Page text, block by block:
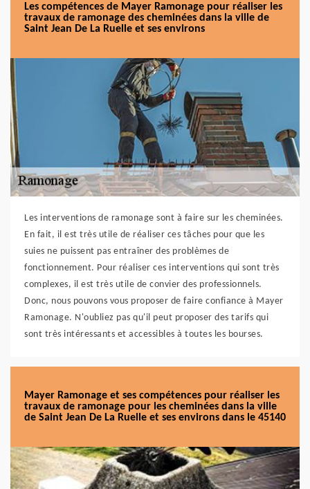
Les compétences de Mayer Ramonage pour réaliser les
travaux de ramonage des cheminées dans la ville de
Saint Jean De La Ruelle et ses environs
Les interventions de ramonage sont à faire sur les cheminées.
En fait, il est très utile de réaliser ces tâches pour que les
suies ne puissent pas entraîner des problèmes de
fonctionnement. Pour réaliser ces interventions qui sont très
complexes, il est très utile de convier des professionnels.
Donc, nous pouvons vous proposer de faire confiance à Mayer
Ramonage. N'oubliez pas qu'il peut proposer des tarifs qui
sont très intéressants et accessibles à toutes les bourses.
Mayer Ramonage et ses compétences pour réaliser les
travaux de ramonage pour les cheminées dans la ville
de Saint Jean De La Ruelle et ses environs dans le 45140